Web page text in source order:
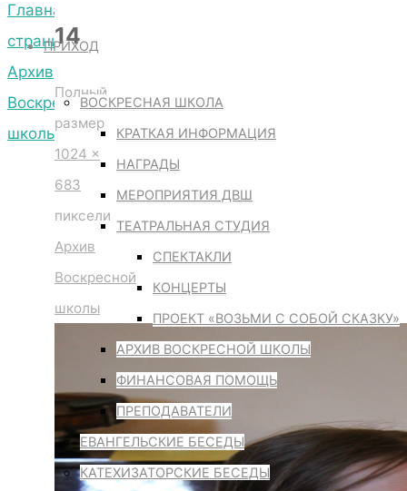
ПРИХОД
ВОСКРЕСНАЯ ШКОЛА
КРАТКАЯ ИНФОРМАЦИЯ
НАГРАДЫ
МЕРОПРИЯТИЯ ДВШ
ТЕАТРАЛЬНАЯ СТУДИЯ
СПЕКТАКЛИ
КОНЦЕРТЫ
ПРОЕКТ «ВОЗЬМИ С СОБОЙ СКАЗКУ»
АРХИВ ВОСКРЕСНОЙ ШКОЛЫ
ФИНАНСОВАЯ ПОМОЩЬ
ПРЕПОДАВАТЕЛИ
ЕВАНГЕЛЬСКИЕ БЕСЕДЫ
КАТЕХИЗАТОРСКИЕ БЕСЕДЫ
Главная
страница
Архив
Воскресной
школы
14
Полный
размер
1024 ×
683
пиксели
Архив
Воскресной
школы